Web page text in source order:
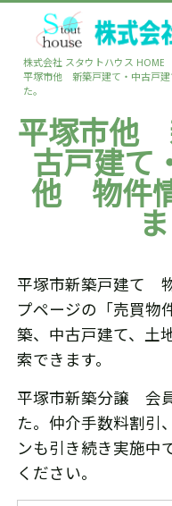
株式会社 スタウトハウス HOME
平塚市他 新築戸建て・中古戸
た。
平塚市他
古戸建て
他 物件
平塚市新築戸建て
プページの「売買物
築、中古戸建て、土
索できます。
平塚市新築分譲 会
た。仲介手数料割引
ンも引き続き実施中
ください。